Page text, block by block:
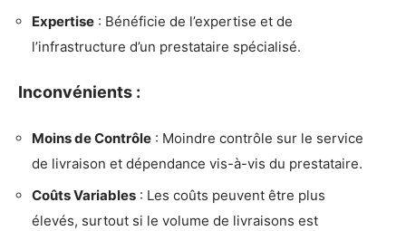
Expertise : Bénéficie de l’expertise et de
l’infrastructure d’un prestataire spécialisé.
Inconvénients :
Moins de Contrôle : Moindre contrôle sur le service
de livraison et dépendance vis-à-vis du prestataire.
Coûts Variables : Les coûts peuvent être plus
élevés, surtout si le volume de livraisons est